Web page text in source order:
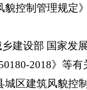
貌控制 管理规定》
乡建设部 国家发
2018》等有
城区建筑风貌控制